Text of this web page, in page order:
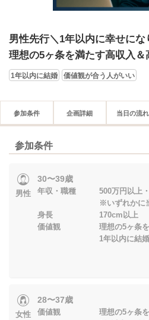
男性先行＼1年以内に幸せに
理想の5ヶ条を満たす高収入＆
1年以内に結婚 価値観が合う人がいい
参加条件 企画詳細 当日の流れ
参加条件
男性
30〜39歳
年収・職種 500万円以上・
※いずれかに当て
身長 170cm以上
価値観 理想の5ヶ条を大
1年以内に結婚
女性
28〜37歳
価値観 理想の5ヶ条を大